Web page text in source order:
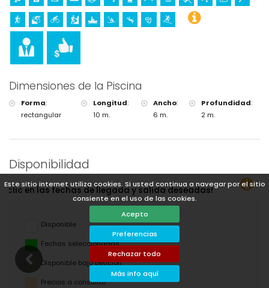
Este sitio internet utiliza cookies. Si usted continua a navegar por el sitio
consiente en el uso de las cookies.
Acepto
Preferencias
Rechazar todo
Más info aquí
Tenis, senderismo, ciclismo de montaña, ciclismo, escalada,
piragüismo, kayak, buceo, snorkel y surf (a menos de 5 kilómetros de
la villa)
Golf (Club de Golf, Jávea) y equitación (a menos de 10 kilómetros de
la villa)
Dimensiones de la Piscina
Forma:
rectangular
Longitud:
10 m.
Ancho:
6 m.
Profundidad:
2 m.
Disponibilidad
¡Puede
Disponible
Fechas seleccionadas
Disponible bajo petición
Precios a consultar